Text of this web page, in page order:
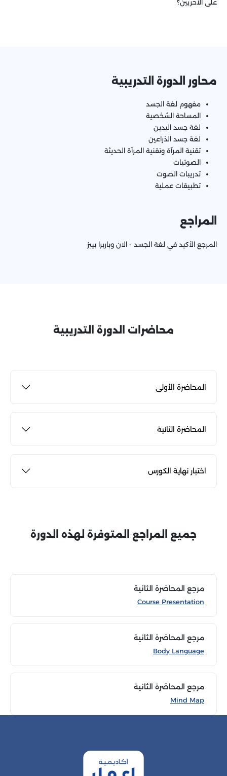
على الأخريين؟
محاور الدورة التدريبية
مفهوم لغة الجسد
المساحة الشخصية
لغة جسد اليدين
لغة جسد الذراعين
تقنية المرآة وتقنية المرآة الحديثة
الصوتيات
تدريبات الصوت
تطبيقات عملية
المراجع
المرجع الأكيد في لغة الجسد - الان وباربرا بييز
محاضرات الدورة التدريبية
المحاضرة الأولى
المحاضرة الثانية
اختبار نهاية الكورس
جميع المراجع المتوفرة لهذه الدورة
مرجع المحاضرة الثانية
Course Presentation
مرجع المحاضرة الثانية
Body Language
مرجع المحاضرة الثانية
Mind Map